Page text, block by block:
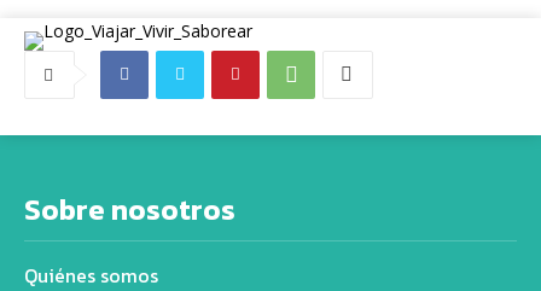
Sobre nosotros
Quiénes somos